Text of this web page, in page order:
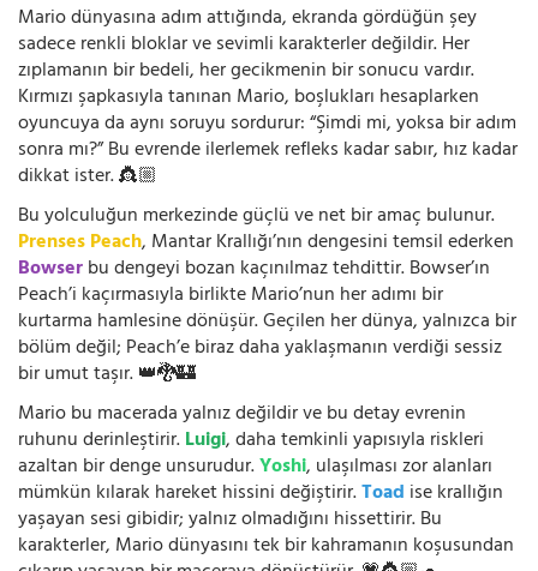
Mario dünyasına adım attığında, ekranda gördüğün şey
sadece renkli bloklar ve sevimli karakterler değildir. Her
zıplamanın bir bedeli, her gecikmenin bir sonucu vardır.
Kırmızı şapkasıyla tanınan Mario, boşlukları hesaplarken
oyuncuya da aynı soruyu sordurur: “Şimdi mi, yoksa bir adım
sonra mı?” Bu evrende ilerlemek refleks kadar sabır, hız kadar
dikkat ister. 👸🏼
Bu yolculuğun merkezinde güçlü ve net bir amaç bulunur.
Prenses Peach, Mantar Krallığı’nın dengesini temsil ederken
Bowserbu dengeyi bozan kaçınılmaz tehdittir. Bowser’ın
Peach’i kaçırmasıyla birlikte Mario’nun her adımı bir
kurtarma hamlesine dönüşür. Geçilen her dünya, yalnızca bir
bölüm değil; Peach’e biraz daha yaklaşmanın verdiği sessiz
bir umut taşır. 👑🐉🏰
Mario bu macerada yalnız değildir ve bu detay evrenin
ruhunu derinleştirir.Luigi, daha temkinli yapısıyla riskleri
azaltan bir denge unsurudur.Yoshi, ulaşılması zor alanları
mümkün kılarak hareket hissini değiştirir.Toad ise krallığın
yaşayan sesi gibidir; yalnız olmadığını hissettirir. Bu
karakterler, Mario dünyasını tek bir kahramanın koşusundan